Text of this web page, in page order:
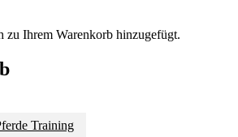
zu Ihrem Warenkorb hinzugefügt.
Training